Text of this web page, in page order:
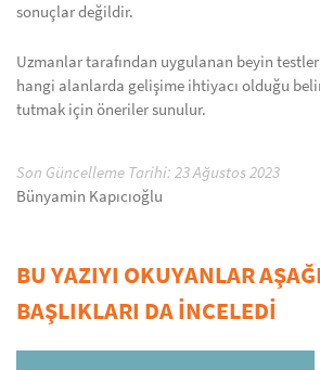
sonuçlar değildir.
Uzmanlar tarafından uygulanan beyin
hangi alanlarda gelişime ihtiyacı olduğu
tutmak için öneriler sunulur.
Son Güncelleme Tarihi: 23 Ağustos 2023
Bünyamin Kapıcıoğlu
BU YAZIYI OKUYANLAR
BAŞLIKLARI DA İNCELEDİ